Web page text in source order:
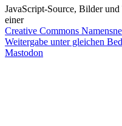
JavaScript-Source, Bilder und
einer
Creative Commons
Weitergabe unter gleichen
Mastodon